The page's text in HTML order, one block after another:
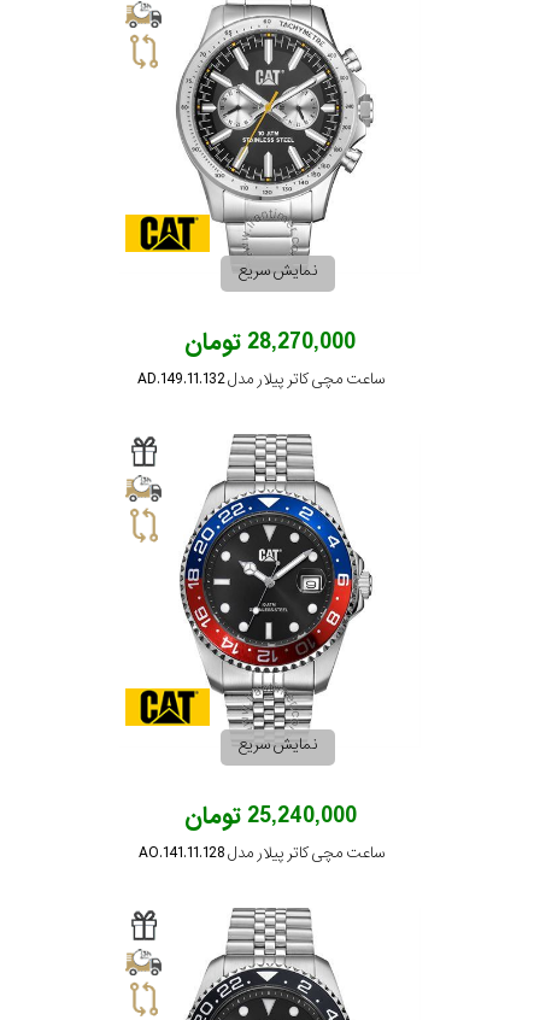
نمایش سریع
28,270,000 تومان
ساعت مچی کاتر پیلار مدل AD.149.11.132
نمایش سریع
25,240,000 تومان
ساعت مچی کاتر پیلار مدل AO.141.11.128